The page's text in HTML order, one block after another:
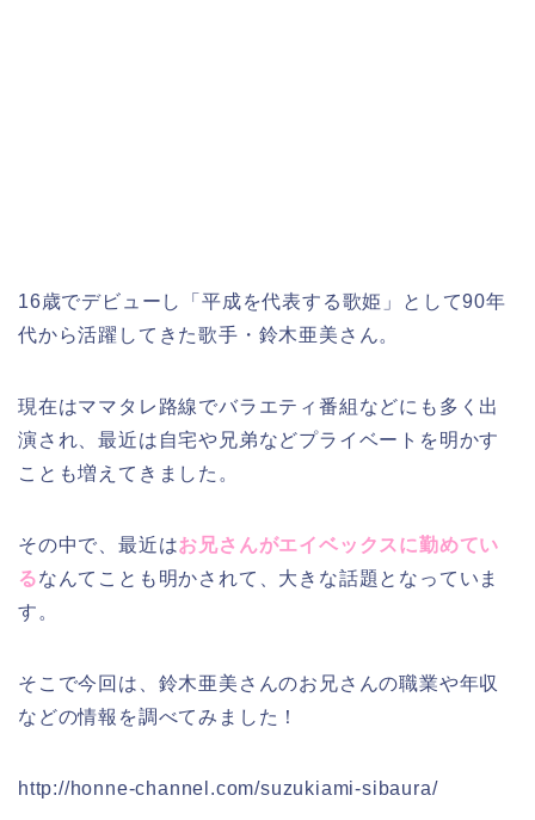
16歳でデビューし「平成を代表する歌姫」として90年
代から活躍してきた歌手・鈴木亜美さん。
現在はママタレ路線でバラエティ番組などにも多く出
演され、最近は自宅や兄弟などプライベートを明かす
ことも増えてきました。
その中で、最近はお兄さんがエイベックスに勤めてい
るなんてことも明かされて、大きな話題となっていま
す。
そこで今回は、鈴木亜美さんのお兄さんの職業や年収
などの情報を調べてみました！
http://honne-channel.com/suzukiami-sibaura/